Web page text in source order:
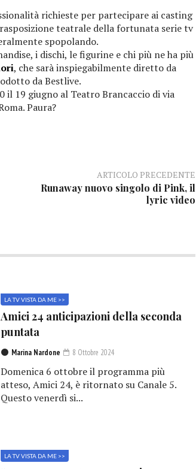
richieste per partecipare ai casting
teatrale della fortunata serie tv
spopolando.
i dischi, le figurine e chi più ne ha più
, che sarà inspiegabilmente diretto da
da Bestlive.
19 giugno al Teatro Brancaccio di via
Paura?
ARTICOLO PRECEDENTE
Runaway nuovo singolo di Pink, il
lyric video
LA TV VISTA DA ME >>
Amici 24 anticipazioni della seconda
puntata
Marina Nardone 8 Ottobre 2024
Domenica 6 ottobre il programma più
atteso, Amici 24, è ritornato su Canale 5.
Questo venerdì si...
LA TV VISTA DA ME >>